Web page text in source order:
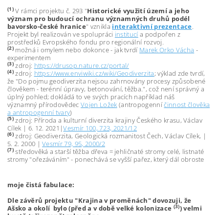
(1)V rámci projektu č. 293 "Historické využití území a jeho
význam pro budoucí ochranu významných druhů podél
bavorsko-české hranice" vznikla interaktivní prezentace
Projekt byl realizován ve spolupráci institucí a podpořen z
prostředků Evropského fondu pro regionální rozvoj.
(2)možná i omylem nebo dokonce - jak tvrdí Marek Orko Vácha -
experimentem
(3)zdroj: https://drusop.nature.cz/portal/
(4)zdroj: https://www.enviwiki.cz/wiki/Geodiverzita; výklad zde tvrdí,
že "Do pojmu geodiverzita nejsou zahrnovány procesy způsobené
člověkem - terénní úpravy, betonování, těžba.", což není správný a
úplný pohled; dokládá to ve svých pracích například náš
významný přírodovědecVojen Ložek (antropogenníčinnost člověka
a antropogenní tvary)
(5)zdroj: Příroda a kulturní diverzita krajiny Českého krasu, Václav
Cílek | 6. 12. 2021|Vesmír 100, 723, 2021/12
(6)zdroj: Geodiverzita, Geologická rozmanitost Čech, Václav Cílek, |
5. 2. 2000 |Vesmír 79, 95, 2000/2
(7)středověká a starší těžba dřeva = jehličnaté stromy celé, listnaté
stromy "ořezáváním" - ponechává se vyšší pařez, který dál obroste
moje čistá fabulace:
Dle závěrů projektu "Krajina v proměnách" dovozuji, že
Ašsko a okolí bylo (před a v době velké kolonizace (3)) velmi